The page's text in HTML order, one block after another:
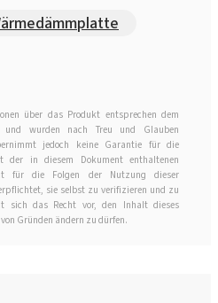
über das Produkt entsprechen dem
und wurden nach Treu und Glauben
jedoch keine Garantie für die
der in diesem Dokument enthaltenen
für die Folgen der Nutzung dieser
sie selbst zu verifizieren und zu
sich das Recht vor, den Inhalt dieses
Gründen ändern zu dürfen.